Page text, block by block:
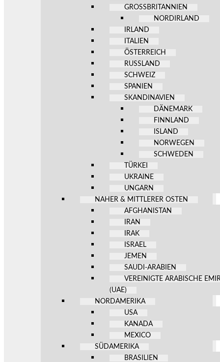
GROSSBRITANNIEN
NORDIRLAND
IRLAND
ITALIEN
ÖSTERREICH
RUSSLAND
SCHWEIZ
SPANIEN
SKANDINAVIEN
DÄNEMARK
FINNLAND
ISLAND
NORWEGEN
SCHWEDEN
TÜRKEI
UKRAINE
UNGARN
NAHER & MITTLERER OSTEN
AFGHANISTAN
IRAN
IRAK
ISRAEL
JEMEN
SAUDI-ARABIEN
VEREINIGTE ARABISCHE
(UAE)
NORDAMERIKA
USA
KANADA
MEXICO
SÜDAMERIKA
BRASILIEN